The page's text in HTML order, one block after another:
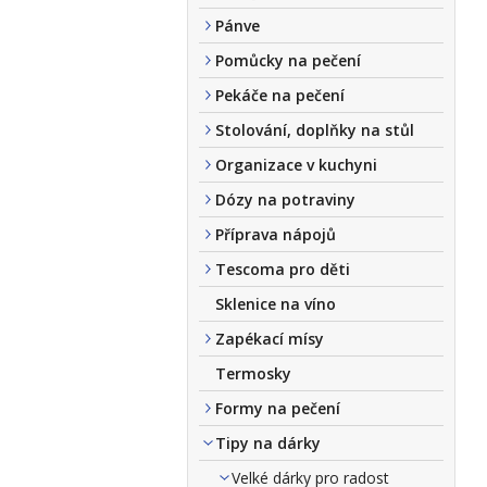
Pánve
Pomůcky na pečení
Pekáče na pečení
Stolování, doplňky na stůl
Organizace v kuchyni
Dózy na potraviny
Příprava nápojů
Tescoma pro děti
Sklenice na víno
Zapékací mísy
Termosky
Formy na pečení
Tipy na dárky
Velké dárky pro radost